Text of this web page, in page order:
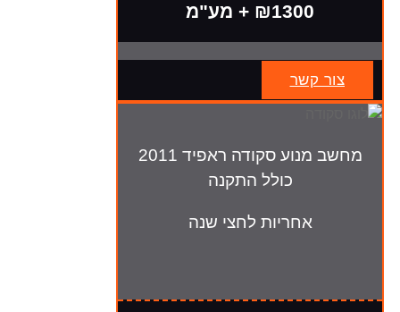
₪1300 + מע"מ
צור קשר
מחשב מנוע סקודה ראפיד 2011
כולל התקנה
אחריות לחצי שנה